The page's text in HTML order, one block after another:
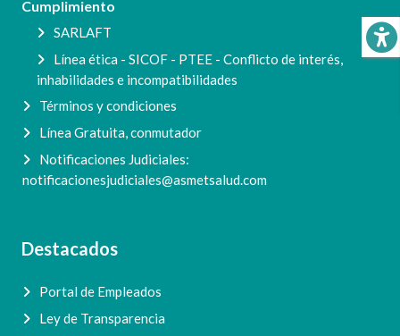
Cumplimiento
SARLAFT
Línea ética - SICOF - PTEE - Conflicto de interés,
inhabilidades e incompatibilidades
Términos y condiciones
Línea Gratuita, conmutador
Notificaciones Judiciales:
notificacionesjudiciales@asmetsalud.com
Destacados
Portal de Empleados
Ley de Transparencia